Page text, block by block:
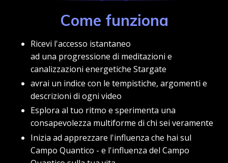
Come funziona
Ricevi l'accesso istantaneo
ad una progressione di meditazioni e
canalizzazioni energetiche Stargate
avrai un indice con le tempistiche, argomenti e
descrizioni di ogni video
Esplora al tuo ritmo e sperimenta una
consapevolezza multiforme di chi sei veramente
Inizia ad apprezzare l'influenza che hai sul
Campo Quantico - e l'influenza del Campo